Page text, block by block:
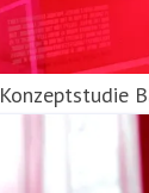
Konzeptstudie